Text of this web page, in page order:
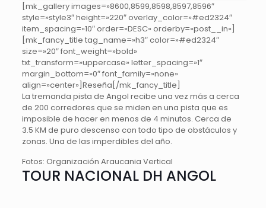
[mk_gallery images=»8600,8599,8598,8597,8596″
style=»style3″ height=»220″ overlay_color=»#ed2324″
item_spacing=»10″ order=»DESC» orderby=»post__in»]
[mk_fancy_title tag_name=»h3″ color=»#ed2324″
size=»20″ font_weight=»bold»
txt_transform=»uppercase» letter_spacing=»1″
margin_bottom=»0″ font_family=»none»
align=»center»]Reseña[/mk_fancy_title]
La tremanda pista de Angol recibe una vez más a cerca
de 200 corredores que se miden en una pista que es
imposible de hacer en menos de 4 minutos. Cerca de
3.5 KM de puro descenso con todo tipo de obstáculos y
zonas. Una de las imperdibles del año.
Fotos: Organización Araucania Vertical
TOUR NACIONAL DH ANGOL